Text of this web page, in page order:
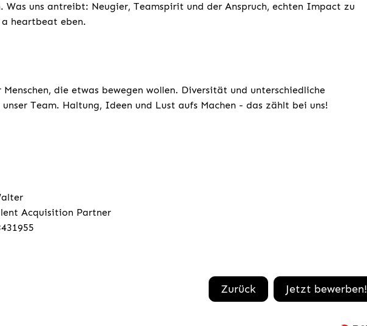
Was uns antreibt: Neugier, Teamspirit und der Anspruch, echten Impact zu
heartbeat eben.
die etwas bewegen wollen. Diversität und unterschiedliche
Team. Haltung, Ideen und Lust aufs Machen - das zählt bei uns!
Acquisition Partner
Zurück Jetzt bewerben!